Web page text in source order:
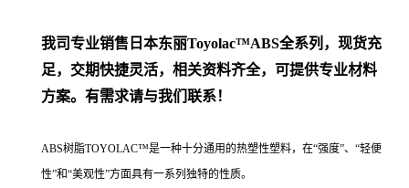
我司专业销售日本东丽Toyolac™ABS全系列，现货充
足，交期快捷灵活，相关资料齐全，可提供专业材料
方案。有需求请与我们联系！
ABS树脂TOYOLAC™是一种十分通用的热塑性塑料，在“强度”、“轻便
性”和“美观性”方面具有一系列独特的性质。